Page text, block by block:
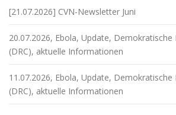
[21.07.2026] CVN-Newsletter Juni
20.07.2026, Ebola, Update, Demokratische
(DRC), aktuelle Informationen
11.07.2026, Ebola, Update, Demokratische
(DRC), aktuelle Informationen